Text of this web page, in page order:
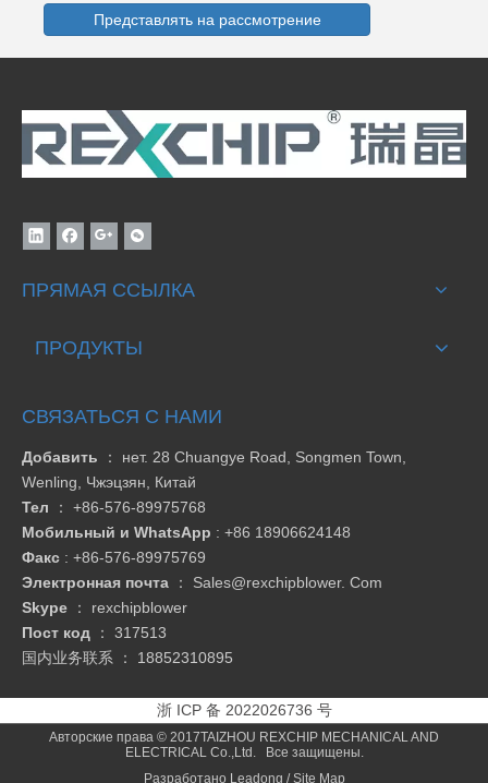
Представлять на рассмотрение
ПРЯМАЯ ССЫЛКА
ПРОДУКТЫ
СВЯЗАТЬСЯ С НАМИ
Добавить
： нет. 28 Chuangye Road, Songmen Town,
Wenling, Чжэцзян, Китай
Тел
： +86-576-89975768
Мобильный и WhatsApp : +86 18906624148
Факс : +86-576-89975769
Электронная почта
： Sales@rexchipblower. Com
Skype
： rexchipblower
Пост код
： 317513
国内业务联系 ： 18852310895
浙 ICP 备 2022026736 号
Авторские права © 2017TAIZHOU REXCHIP MECHANICAL AND
ELECTRICAL Co.,Ltd. Все защищены.
Разработано Leadong /Site Map